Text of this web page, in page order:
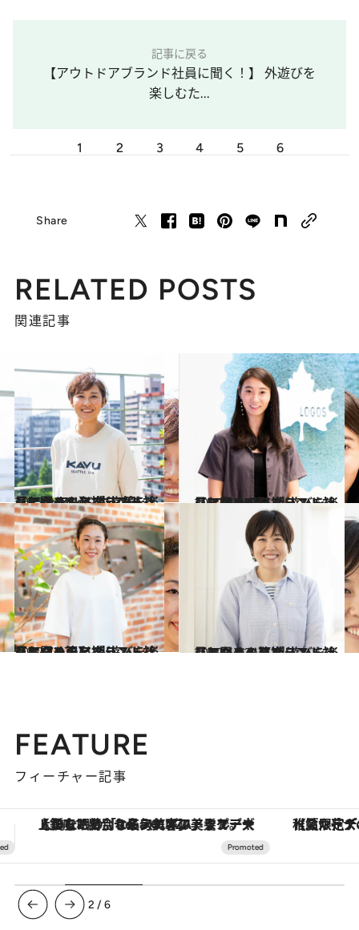
記事に戻る
【アウトドアブランド社員に聞く！】 外遊びを
楽しむた...
1 2 3 4 5 6
Share
RELATED POSTS
関連記事
2022.9.24
【アウトドアブランド社員に聞く！】 外遊びを楽しむための必携リスト 〈エイ アンド エフ篇〉
ライフスタイル 2022.8.25
【アウトドアブランド社員に聞く！】 外遊びを楽しむための必携リスト 〈LOGOS篇〉
ライフスタイル
2022.7.27
【アウトドアブランド社員に聞く！】 外遊びを楽しむための必携リスト 〈キーン篇〉
ライフスタイル 2022.6.22
【アウトドアブランド社員に聞く！】 外遊びを楽しむための必携リスト 〈モンベル篇〉
ライフスタイル
FEATURE
フィーチャー記事
【夏限定ディナーコース】旬を迎える稚鮎や花ズッキーニなどをイタリア・トスカーナの郷土料理の手法で満喫！ ヴァシュロン・コンスタンタ
3 /6